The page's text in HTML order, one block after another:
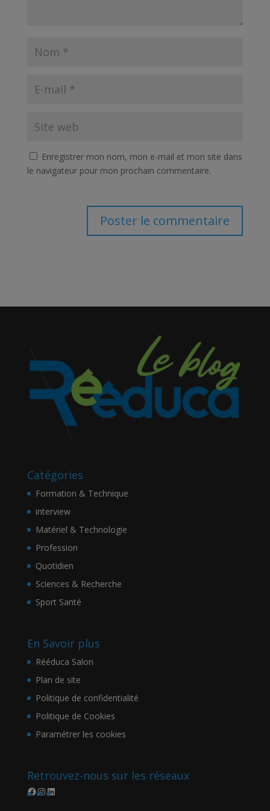
Enregistrer mon nom, mon e-mail et mon site dans
le navigateur pour mon prochain commentaire.
Catégories
Formation & Technique
interview
Matériel & Technologie
Profession
Quotidien
Sciences & Recherche
Sport Santé
En Savoir plus
Rééduca Salon
Plan de site
Politique de confidentialité
Politique de Cookies
Paramétrer les cookies
Retrouvez-nous sur les réseaux
Facebook
Instagram
LinkedIn